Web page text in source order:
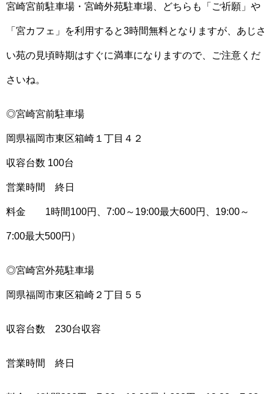
宮崎宮前駐車場・宮崎外苑駐車場、どちらも「ご祈願」や
「宮カフェ」を利用すると3時間無料となりますが、あじさ
い苑の見頃時期はすぐに満車になりますので、ご注意くだ
さいね。
◎宮崎宮前駐車場
岡県福岡市東区箱崎１丁目４２
収容台数 100台
営業時間 終日
料金 1時間100円、7:00～19:00最大600円、19:00～
7:00最大500円）
◎宮崎宮外苑駐車場
岡県福岡市東区箱崎２丁目５５
収容台数 230台収容
営業時間 終日